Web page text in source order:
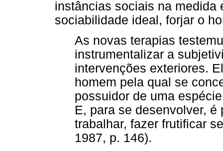
instâncias sociais na medida
sociabilidade ideal, forjar o
As novas terapias
instrumentalizar a
intervenções exteriores.
homem pela qual se
possuidor de uma
E, para se desenvolver,
trabalhar, fazer frutificar
1987, p. 146).